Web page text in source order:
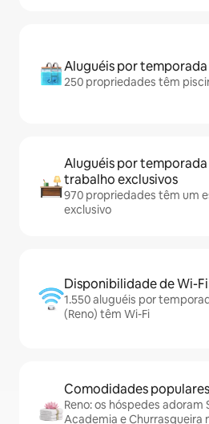
Aluguéis por
250 propriedades têm
Aluguéis por
trabalho exclusivos
970 propriedades têm um
exclusivo
Disponibilidade de Wi-Fi
1.550 aluguéis por
(Reno) têm Wi-Fi
Comodidades
Reno: os hóspedes adoram
Academia e Churrasqueira